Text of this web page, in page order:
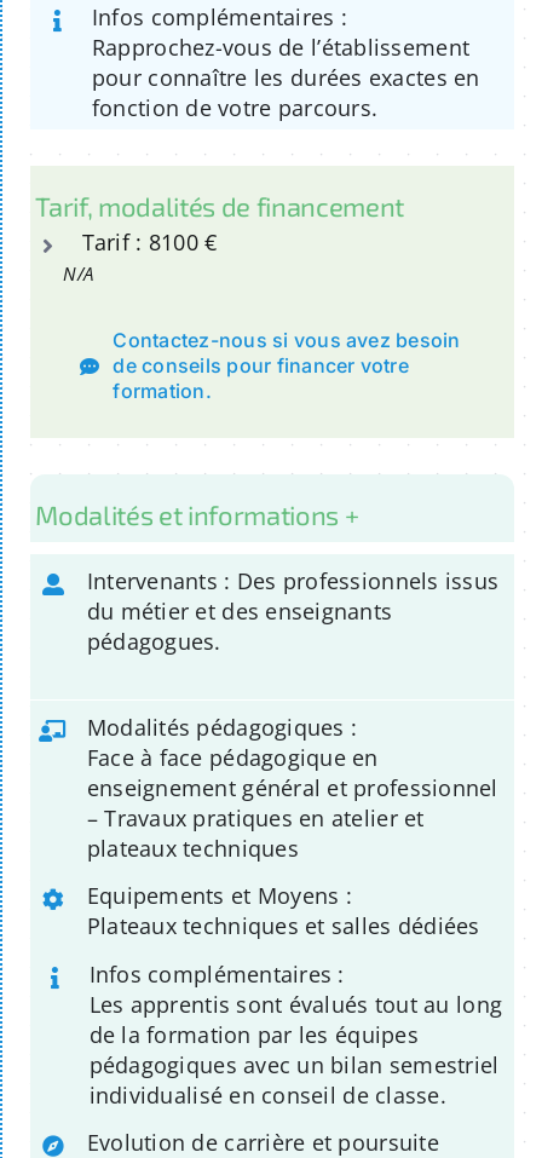
Infos complémentaires :
Rapprochez-vous de l’établissement
pour connaître les durées exactes en
fonction de votre parcours.
Tarif, modalités de financement
Tarif : 8100 €
N/A
Contactez-nous si vous avez besoin
de conseils pour financer votre
formation.
Modalités et informations +
Intervenants : Des professionnels issus
du métier et des enseignants
pédagogues.
Modalités pédagogiques :
Face à face pédagogique en
enseignement général et professionnel
– Travaux pratiques en atelier et
plateaux techniques
Equipements et Moyens :
Plateaux techniques et salles dédiées
Infos complémentaires :
Les apprentis sont évalués tout au long
de la formation par les équipes
pédagogiques avec un bilan semestriel
individualisé en conseil de classe.
Evolution de carrière et poursuite